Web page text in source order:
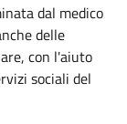
dal medico
delle
con l'aiuto
sociali del